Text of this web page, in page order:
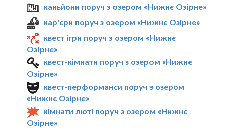
каньйони поруч з озером «Нижнє Озірне»
кар'єри поруч з озером «Нижнє Озірне»
квест ігри поруч з озером «Нижнє
Озірне»
квест-кімнати поруч з озером «Нижнє
Озірне»
квест-перформанси поруч з озером
«Нижнє Озірне»
кімнати люті поруч з озером «Нижнє
Озірне»